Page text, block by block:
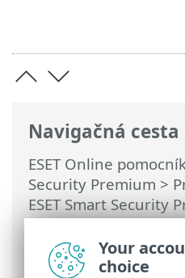
Navigačná
ESET Online
Security Premium >
ESET Smart Security
Nastavenia>
okná – ochrana siete
bola zablokovaná
Your
choice